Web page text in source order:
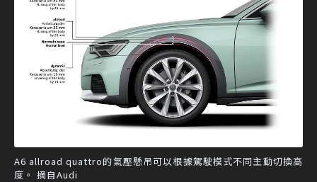
A6 allroad quattro的氣壓懸吊可以根據駕駛模式不同主動切換高
度。 摘自Audi